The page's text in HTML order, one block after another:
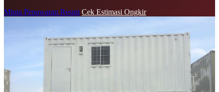
Minta Penawaran Resmi Cek Estimasi Ongkir